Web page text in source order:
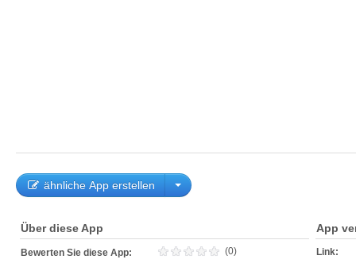
ähnliche App erstellen
Über diese App
Bewerten Sie diese App: (0)
App
Link: